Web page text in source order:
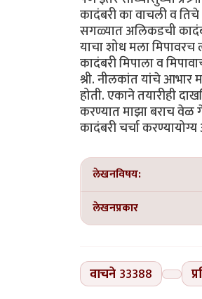
कादंबरी का वाचली व
सगळ्यात अलिकडची
याचा शोध मला
कादंबरी मिपाला व
श्री. नीलकांत यांचे आभार
होती. एकाने तयारीही
करण्यात माझा बराच वेळ
कादंबरी चर्चा
लेखनविषय:
लेखनप्रकार
वाचने 33388